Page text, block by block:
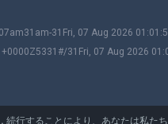
続行することにより、あなたは私た
31Fri, 07 Aug 2026
31Fri, 07 Aug 2026